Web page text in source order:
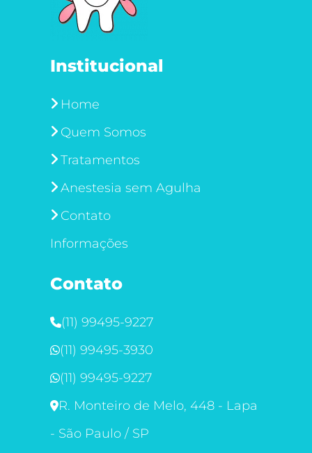
Institucional
Home
Quem Somos
Tratamentos
Anestesia sem Agulha
Contato
Informações
Contato
(11) 99495-9227
(11) 99495-3930
(11) 99495-9227
R. Monteiro de Melo, 448 - Lapa
- São Paulo / SP